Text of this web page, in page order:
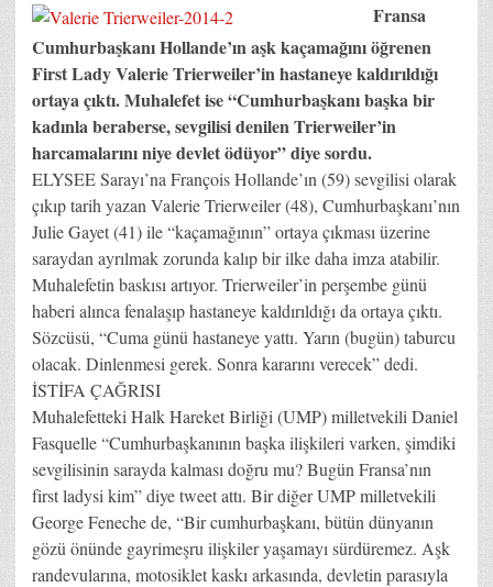
Fransa
Cumhurbaşkanı Hollande’ın aşk kaçamağını öğrenen
First Lady Valerie Trierweiler’in hastaneye kaldırıldığı
ortaya çıktı. Muhalefet ise “Cumhurbaşkanı başka bir
kadınla beraberse, sevgilisi denilen Trierweiler’in
harcamalarını niye devlet ödüyor” diye sordu.
ELYSEE Sarayı’na François Hollande’ın (59) sevgilisi olarak
çıkıp tarih yazan Valerie Trierweiler (48), Cumhurbaşkanı’nın
Julie Gayet (41) ile “kaçamağının” ortaya çıkması üzerine
saraydan ayrılmak zorunda kalıp bir ilke daha imza atabilir.
Muhalefetin baskısı artıyor. Trierweiler’in perşembe günü
haberi alınca fenalaşıp hastaneye kaldırıldığı da ortaya çıktı.
Sözcüsü, “Cuma günü hastaneye yattı. Yarın (bugün) taburcu
olacak. Dinlenmesi gerek. Sonra kararını verecek” dedi.
İSTİFA ÇAĞRISI
Muhalefetteki Halk Hareket Birliği (UMP) milletvekili Daniel
Fasquelle “Cumhurbaşkanının başka ilişkileri varken, şimdiki
sevgilisinin sarayda kalması doğru mu? Bugün Fransa’nın
first ladysi kim” diye tweet attı. Bir diğer UMP milletvekili
George Feneche de, “Bir cumhurbaşkanı, bütün dünyanın
gözü önünde gayrimeşru ilişkiler yaşamayı sürdüremez. Aşk
randevularına, motosiklet kaskı arkasında, devletin parasıyla